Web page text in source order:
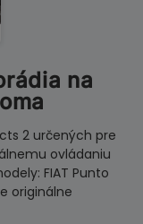
na
2 určených pre
ovládaniu
FIAT Punto
originálne